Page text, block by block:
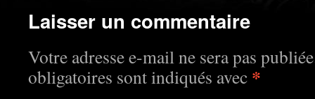
Laisser un commentaire
Votre adresse e-mail ne sera pas
obligatoires sont indiqués avec *